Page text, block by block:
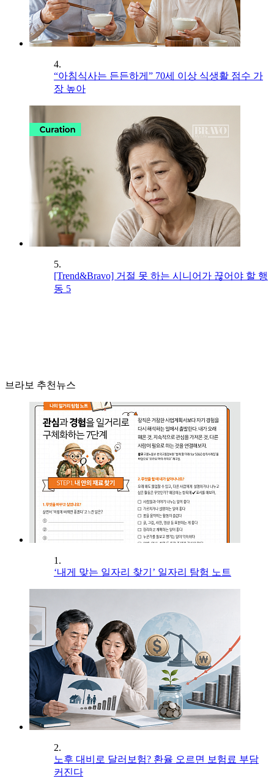
4.
“아침식사는 든든하게” 70세 이상 식생활 점수 가
장 높아
5.
[Trend&Bravo] 거절 못 하는 시니어가 끊어야 할 행
동 5
브라보 추천뉴스
1.
‘내게 맞는 일자리 찾기’ 일자리 탐험 노트
2.
노후 대비로 달러보험? 환율 오르면 보험료 부담
커진다